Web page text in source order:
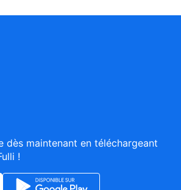
dès maintenant en téléchargeant
!